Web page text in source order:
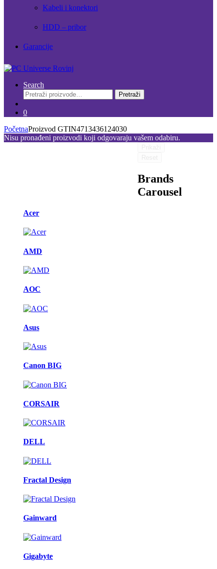
Kabeli i konektori
HDD – pribor
Garancije
Search
Pretraži:
Pretraži
0
PočetnaProizvod GTIN4713436124030
Nisu pronađeni proizvodi koji odgovaraju vašem odabiru.
Brands
Carousel
Acer
AMD
AOC
Asus
Canon BIG
CORSAIR
DELL
Fractal Design
Gainward
Gigabyte